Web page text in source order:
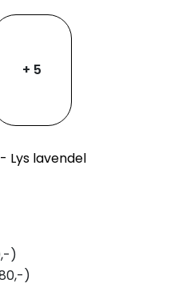
+ 5
Lys lavendel
)
)